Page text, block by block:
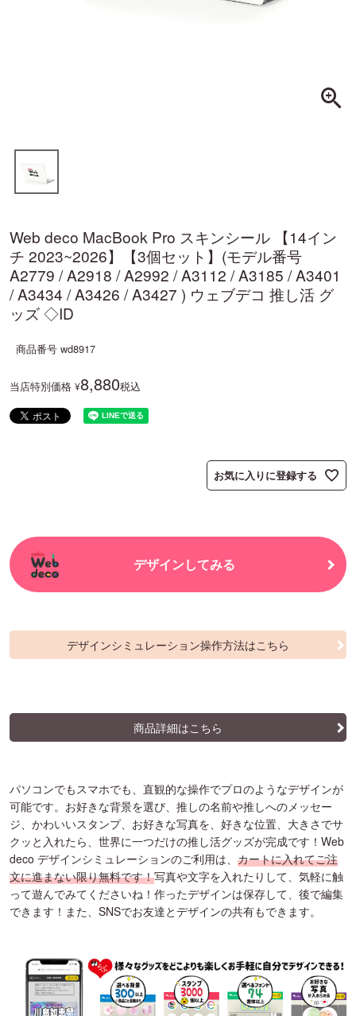
Web deco MacBook Pro スキンシール 【14イン
チ 2023~2026】【3個セット】(モデル番号
A2779 / A2918 / A2992 / A3112 / A3185 / A3401
/ A3434 / A3426 / A3427 ) ウェブデコ 推し活 グ
ッズ ◇ID
商品番号 wd8917
当店特別価格 ¥8,880税込
お気に入りに登録する
デザインしてみる
デザインシミュレーション操作方法はこちら
商品詳細はこちら
パソコンでもスマホでも、直観的な操作でプロのようなデザインが
可能です。お好きな背景を選び、推しの名前や推しへのメッセー
ジ、かわいいスタンプ、お好きな写真を、好きな位置、大きさでサ
クッと入れたら、世界に一つだけの推し活グッズが完成です！Web
deco デザインシミュレーションのご利用は、 カートに入れてご注
文に進まない限り無料です！写真や文字を入れたりして、気軽に触
って遊んでみてくださいね！作ったデザインは保存して、後で編集
できます！また、SNSでお友達とデザインの共有もできます。